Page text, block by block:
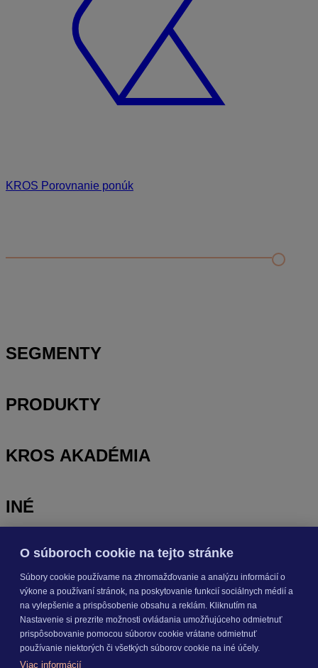
KROS Porovnanie ponúk
Nastavenie šanónov
SEGMENTY
PRODUKTY
KROS AKADÉMIA
INÉ
OdoberajteNOVINKY
O nás
Prihlásiť sa
O súboroch cookie na tejto stránke
Súbory cookie používame na zhromažďovanie a analýzu informácií o
výkone a používaní stránok, na poskytovanie funkcií sociálnych médií a
na vylepšenie a prispôsobenie obsahu a reklám. Kliknutím na
Nastavenie si prezrite možnosti ovládania umožňujúceho odmietnuť
prispôsobovanie pomocou súborov cookie vrátane odmietnuť
používanie niektorých či všetkých súborov cookie na iné účely.
Viac informácií